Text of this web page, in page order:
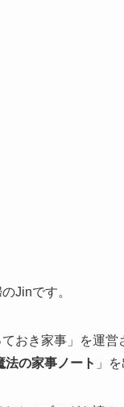
Jinです。
おき家事」を運営
法の家事ノート 」